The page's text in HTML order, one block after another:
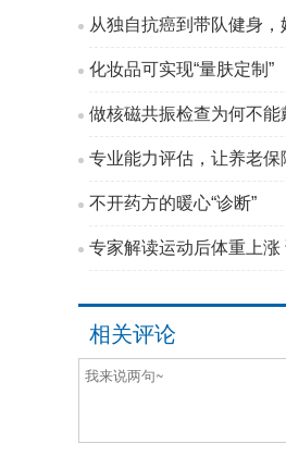
从独自抗癌到带队健身，
化妆品可实现“量肤定制”
做核磁共振检查为何不能
专业能力评估，让养老保
不开药方的暖心“诊断”
专家解读运动后体重上
相关评论